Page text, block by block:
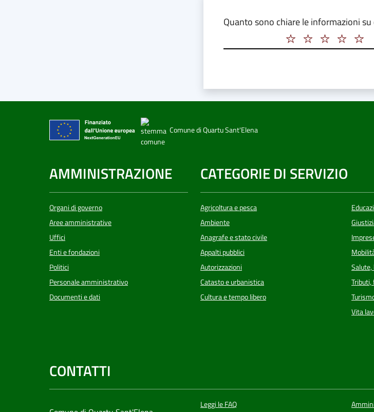
Quanto sono chiare le informazioni su
Vota 2 su 5
Vota 3 su 5
Vota 4 su 5
Vota 5 su
Vota
Comune di Quartu Sant'Elena
AMMINISTRAZIONE
Organi di governo
Aree amministrative
Uffici
Enti e fondazioni
Politici
Personale amministrativo
Documenti e dati
CATEGORIE DI SERVIZIO
Agricoltura e pesca
Ambiente
Anagrafe e stato civile
Appalti pubblici
Autorizzazioni
Catasto e urbanistica
Cultura e tempo libero
Vita
CONTATTI
Leggi le FAQ